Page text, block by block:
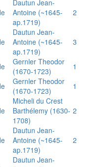
Dautun Jean-
Antoine (~1645-
ap.1719)
2
Dautun Jean-
Antoine (~1645-
ap.1719)
3
Gernler Theodor
(1670-1723)
1
Gernler Theodor
(1670-1723)
1
Micheli du Crest
Barthélemy (1630-
1708)
2
Dautun Jean-
Antoine (~1645-
ap.1719)
2
Dautun Jean-